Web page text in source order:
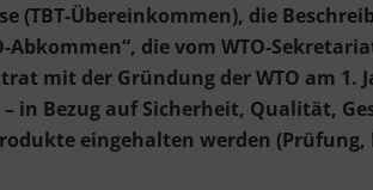
(TBT-Übereinkommen), die
die vom WTO-
mit der Gründung der WTO am 1.
Bezug auf Sicherheit, Qualität,
eingehalten werden